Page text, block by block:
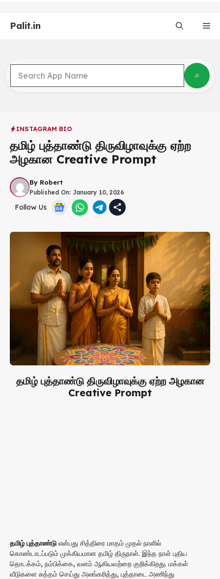
content
Palit.in
INSTAGRAM BIO
தமிழ் புத்தாண்டு திருவிழாவுக்கு ஏற்ற
அழகான Creative Prompt
By Robert
Published On: January 10, 2026
Follow Us
தமிழ் புத்தாண்டு திருவிழாவுக்கு ஏற்ற அழகான
Creative Prompt
தமிழ் புத்தாண்டுஎன்பது சித்திரை மாதம் முதல் நாளில்
கொண்டாடப்படும் முக்கியமான தமிழ் திருநாள். இந்த நாள் புதிய
தொடக்கம், நம்பிக்கை, வளம் ஆகியவற்றை குறிக்கிறது. மக்கள்
வீடுகளை சுத்தம் செய்து அலங்கரித்து, புத்தாடை அணிந்து